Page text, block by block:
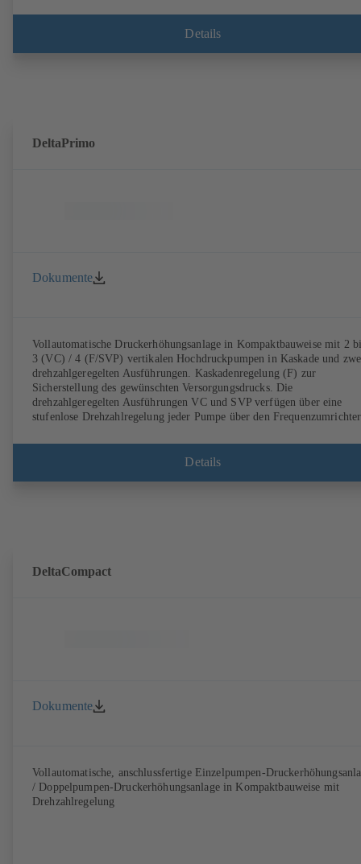
und KSB SuPremE-Motor (SVP) zur vollelektronischen Regelung des
erforderlichen Versorgungsdrucks. Automatisiert mit KSB
Details
DeltaPrimo
Dokumente
Vollautomatische Druckerhöhungsanlage in Kompaktbauweise mit 2
3 (VC) / 4 (F/SVP) vertikalen Hochdruckpumpen in Kaskade und
drehzahlgeregelten Ausführungen. Kaskadenregelung (F) zur
Sicherstellung des gewünschten Versorgungsdrucks. Die
drehzahlgeregelten Ausführungen VC und SVP verfügen über eine
stufenlose Drehzahlregelung jeder Pumpe über den Frequenzumrichter
und KSB SuPremE-Motor (SVP) zur vollelektronischen Regelung des
erforderlichen Versorgungsdrucks. Automatisiert mit KSB
Details
DeltaCompact
Dokumente
Vollautomatische, anschlussfertige Einzelpumpen-
/ Doppelpumpen-Druckerhöhungsanlage in Kompaktbauweise mit
Drehzahlregelung